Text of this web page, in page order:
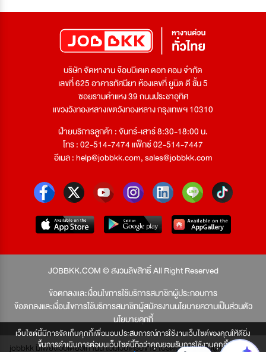
เว็บไซต์นี้มีการจัดเก็บคุกกี้เพื่อมอบประสบการณ์การใช้งานเว็บไซต์ของคุณให้ดียิ่ง
ขึ้นการดำเนินการต่อบนเว็บไซต์นี้ถือว่าคุณยอมรับการใช้งานคุกกี้
บริษัท จัดหางาน จ๊อบบีเคเค ดอท คอม จำกัด
เลขที่ 625 อาคารทัศนียา ห้องเลขที่ ยูนิต ดี ชั้น 5
ซอยรามคำแหง 39 ถนนประชาอุทิศ
แขวงวังทองหลางเขตวังทองหลาง กรุงเทพฯ 10310
ฝ่ายบริการลูกค้า : จันทร์-เสาร์ 8:30-18:00 น.
โทร : 02-514-7474 แฟ็กซ์ 02-514-7447
อีเมล :help@jobbkk.com,sales@jobbkk.com
JOBBKK.COM © สงวนลิขสิทธิ์ All Right Reserved
ข้อตกลงและเงื่อนไขการใช้บริการสมาชิกผู้ประกอบการ
ข้อตกลงและเงื่อนไขการใช้บริการสมาชิกผู้สมัครงานนโยบายความเป็นส่วนตัว
นโยบายคุกกี้
jobbkk มีเพียงเว็บเดียวเท่านั้น ไม่มีเว็บเครือข่าย โปรดอย่าหลงเชื่อผู้แอบอ้าง และ